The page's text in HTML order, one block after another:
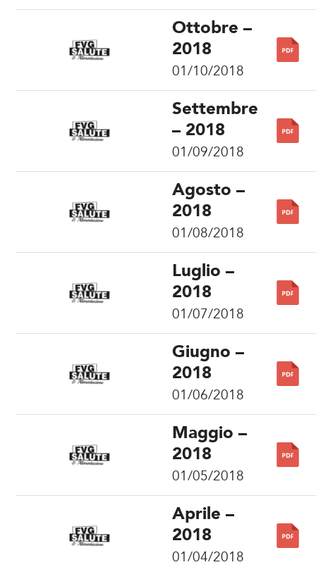
Ottobre –
2018
01/10/2018
Settembre
– 2018
01/09/2018
Agosto –
2018
01/08/2018
Luglio –
2018
01/07/2018
Giugno –
2018
01/06/2018
Maggio –
2018
01/05/2018
Aprile –
2018
01/04/2018